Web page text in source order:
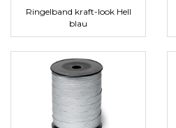
Ringelband kraft-look Hell
blau